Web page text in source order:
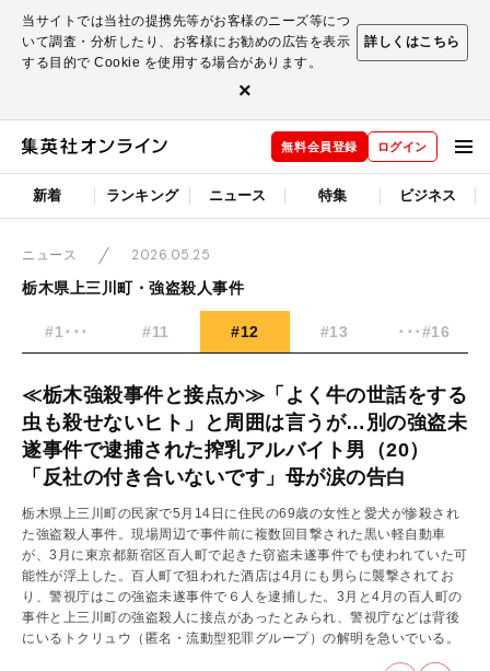
当サイトでは当社の提携先等がお客様のニーズ等につ
いて調査・分析したり、お客様にお勧めの広告を表示
する目的で Cookie を使用する場合があります。
詳しくはこちら
×
無料会員登録 ログイン
新着 ランキング ニュース 特集 ビジネス
ニュース
2026.05.25
栃木県上三川町・強盗殺人事件
#1･･･ #11 #12 #13 ･･･#16
≪栃木強殺事件と接点か≫「よく牛の世話をする
虫も殺せないヒト」と周囲は言うが…別の強盗未
遂事件で逮捕された搾乳アルバイト男（20）
「反社の付き合いないです」母が涙の告白
栃木県上三川町の民家で5月14日に住民の69歳の女性と愛犬が惨殺され
た強盗殺人事件。現場周辺で事件前に複数回目撃された黒い軽自動車
が、3月に東京都新宿区百人町で起きた窃盗未遂事件でも使われていた可
能性が浮上した。百人町で狙われた酒店は4月にも男らに襲撃されてお
り、警視庁はこの強盗未遂事件で６人を逮捕した。3月と4月の百人町の
事件と上三川町の強盗殺人に接点があったとみられ、警視庁などは背後
にいるトクリュウ（匿名・流動型犯罪グループ）の解明を急いでいる。